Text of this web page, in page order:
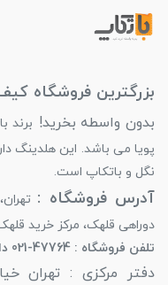
بزرگترین فروشگاه
بدون واسطه بخرید! برند
پویا می باشد. این هلدینگ
نگل و باتکاپ است.
آدرس فروشگاه :
دوراهی قلهک، مرکز خرید
تلفن فروشگاه : 47764-021 داخلی 120
دفتر مرکزی : تهران